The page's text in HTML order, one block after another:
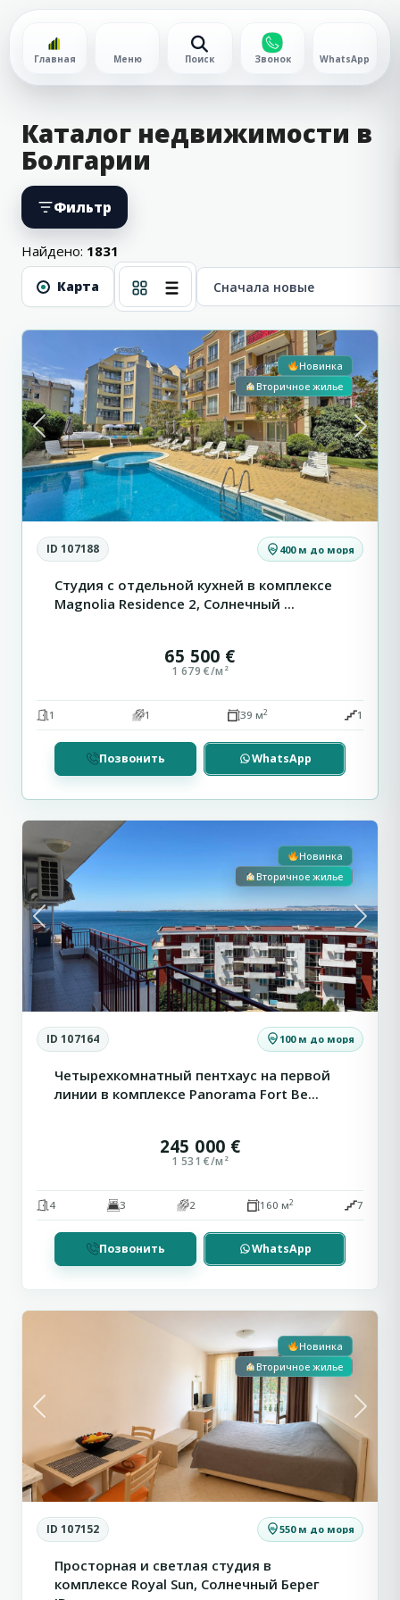
Главная Меню Поиск Звонок WhatsApp
Каталог недвижимости в
Болгарии
Фильтр
Найдено: 1831
Карта
Солнечный
Берег
Previous Next
Новинка
Вторичное жилье
ID 107188 400 м до моря
Студия с отдельной кухней в комплексе
Magnolia Residence 2, Солнечный ...
65 500 €
1 679 €/м²
1 1 39 м2 1
Позвонить WhatsApp
Влас
Previous Next
Новинка
Вторичное жилье
ID 107164 100 м до моря
Четырехкомнатный пентхаус на первой
линии в комплексе Panorama Fort Be...
245 000 €
1 531 €/м²
4 3 2 160 м2 7
Позвонить WhatsApp
Берег
Previous Next
Новинка
Вторичное жилье
ID 107152 550 м до моря
Просторная и светлая студия в
комплексе Royal Sun, Солнечный Берег